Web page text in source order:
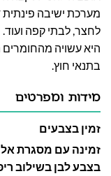
מערכת ישיבה
לחצר, לבתי קפה ועוד.
היא עשויה מהחומרים
בתנאי חוץ.
מידות ומפרטים
זמין בצבעים
זמינה עם מסגרת
בצבע לבן בשילוב